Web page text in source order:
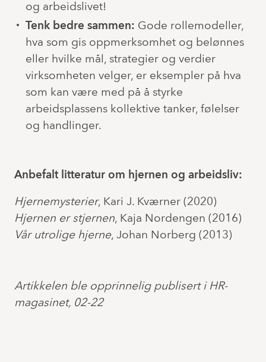
og arbeidslivet!
Tenk bedre sammen: Gode rollemodeller,
hva som gis oppmerksomhet og belønnes
eller hvilke mål, strategier og verdier
virksomheten velger, er eksempler på hva
som kan være med på å styrke
arbeidsplassens kollektive tanker, følelser
og handlinger.
Anbefalt litteratur om hjernen og arbeidsliv:
Hjernemysterier, Kari J. Kværner (2020)
Hjernen er stjernen, Kaja Nordengen (2016)
Vår utrolige hjerne, Johan Norberg (2013)
Artikkelen ble opprinnelig publisert i HR-
magasinet, 02-22